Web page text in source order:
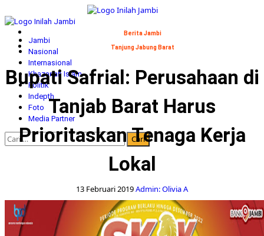
to
content
Primary
Menu
Jambi
Nasional
Internasional
Khazanah Islam
Politik
Indepth
Foto
Media Partner
Cari
untuk:
Berita Jambi
Tanjung Jabung Barat
Bupati Safrial: Perusahaan di
Tanjab Barat Harus
Prioritaskan Tenaga Kerja
Lokal
13 Februari 2019Admin: Olivia A